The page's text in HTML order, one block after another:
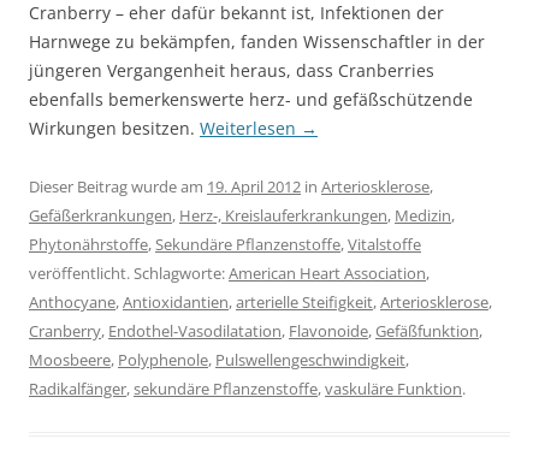
Cranberry – eher dafür bekannt ist, Infektionen der
Harnwege zu bekämpfen, fanden Wissenschaftler in der
jüngeren Vergangenheit heraus, dass Cranberries
ebenfalls bemerkenswerte herz- und gefäßschützende
Wirkungen besitzen. Weiterlesen →
Dieser Beitrag wurde am 19. April 2012 in Arteriosklerose,
Gefäßerkrankungen, Herz-, Kreislauferkrankungen, Medizin,
Phytonährstoffe,Sekundäre Pflanzenstoffe,Vitalstoffe
veröffentlicht. Schlagworte:American Heart Association,
Anthocyane,Antioxidantien,arterielle Steifigkeit,Arteriosklerose,
Cranberry, Endothel-Vasodilatation, Flavonoide,Gefäßfunktion,
Moosbeere, Polyphenole, Pulswellengeschwindigkeit,
Radikalfänger,sekundäre Pflanzenstoffe,vaskuläre Funktion.